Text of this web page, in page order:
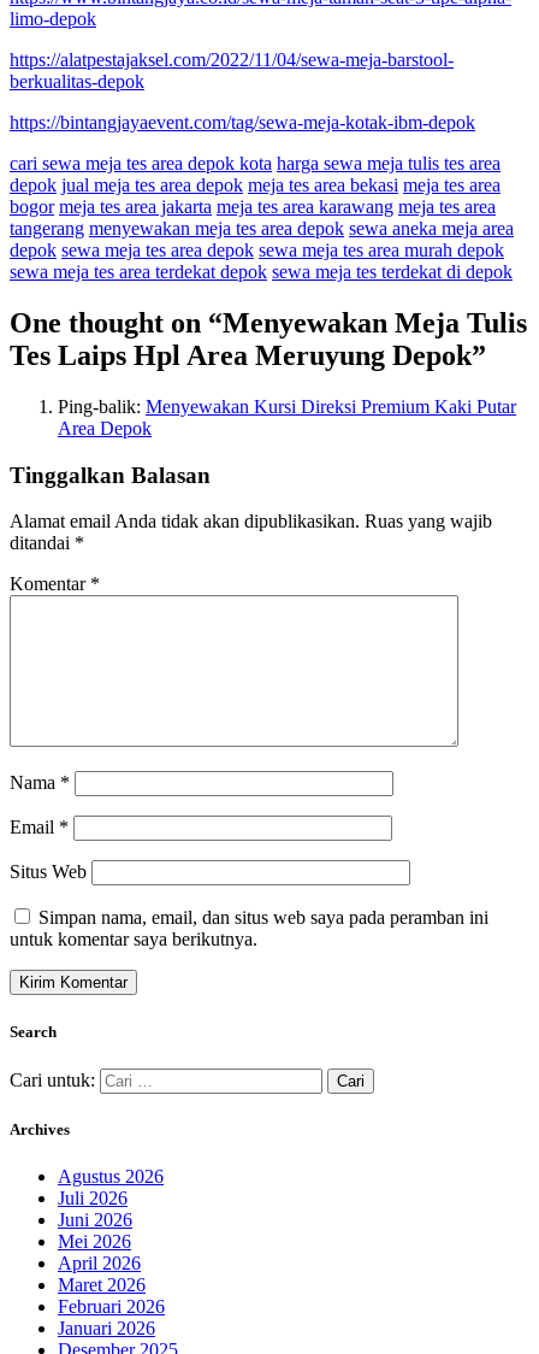
limo-depok
https://alatpestajaksel.com/2022/11/04/sewa-meja-barstool-
berkualitas-depok
https://bintangjayaevent.com/tag/sewa-meja-kotak-ibm-depok
cari sewa meja tes area depok kota harga sewa meja tulis tes area
depok jual meja tes area depok meja tes area bekasi meja tes area
bogor meja tes area jakarta meja tes area karawang meja tes area
tangerang menyewakan meja tes area depok sewa aneka meja area
depok sewa meja tes area depok sewa meja tes area murah depok
sewa meja tes area terdekat depok sewa meja tes terdekat di depok
One thought on “Menyewakan Meja Tulis
Tes Laips Hpl Area Meruyung Depok”
Ping-balik: Menyewakan Kursi Direksi Premium Kaki Putar
Area Depok
Tinggalkan Balasan
Alamat email Anda tidak akan dipublikasikan. Ruas yang wajib
ditandai *
Komentar *
Nama *
Email *
Situs Web
Simpan nama, email, dan situs web saya pada peramban ini
untuk komentar saya berikutnya.
Search
Cari untuk:
Archives
Agustus 2026
Juli 2026
Juni 2026
Mei 2026
April 2026
Maret 2026
Februari 2026
Januari 2026
Desember 2025